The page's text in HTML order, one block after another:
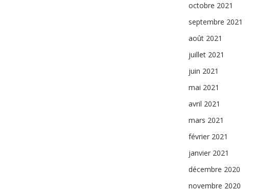
octobre 2021
septembre 2021
août 2021
juillet 2021
juin 2021
mai 2021
avril 2021
mars 2021
février 2021
janvier 2021
décembre 2020
novembre 2020